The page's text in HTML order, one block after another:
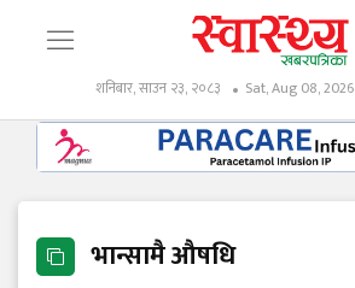
शनिबार, साउन २३, २०८३ Sat, Aug 08, 2026
भान्सामै औषधि